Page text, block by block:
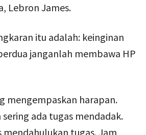
Lebron James.
itu adalah: keinginan
janganlah membawa HP
mengempaskan harapan.
sering ada tugas mendadak.
mendahulukan tugas. Jam